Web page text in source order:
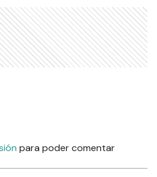
para poder comentar